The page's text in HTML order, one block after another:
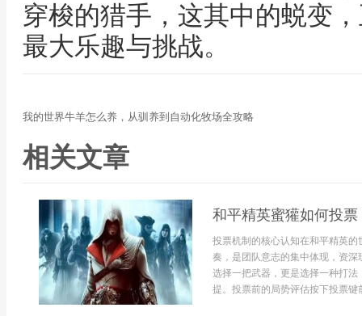
穿梭的猎手，这其中的蜕变
最大乐趣与挑战。
我的世界牛羊怎么养，从驯养到自动化牧场全攻略
相关文章
和平精英蜜獾如何投
投票机制的核心认知在和平精英
奏，是团队意志的集中体现，资
选择一把武器，更是选择一种打
提。投票前的局势评估按下投票